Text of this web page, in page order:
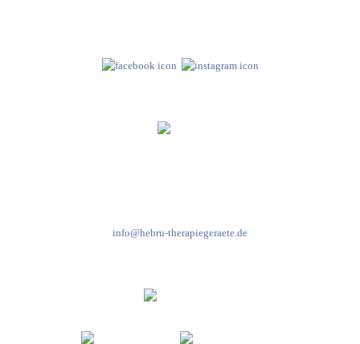
info@hebru-therapiegeraete.de